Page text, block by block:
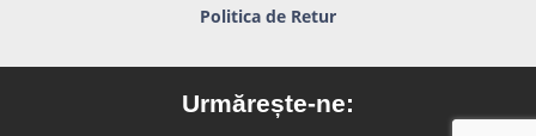
Politica de Retur
Urmărește-ne: